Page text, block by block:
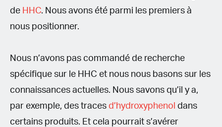
de HHC. Nous avons été parmi les premiers à
nous positionner.
Nous n’avons pas commandé de recherche
spécifique sur le HHC et nous nous basons sur les
connaissances actuelles. Nous savons qu’il y a,
par exemple, des traces d’hydroxyphenol dans
certains produits. Et cela pourrait s’avérer